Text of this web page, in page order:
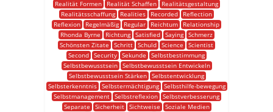
Realität Formen Realität Schaffen
Realitätsgestaltung
Realitätsschaffung
Realities Recorded
Reflection
Reflexion
Regelmäßig Regular Reichtum
Relationship
Rhonda Byrne
Richtung Satisfied Saying Schmerz
Schönsten Zitate
Schritt Schuld Science
Scientist
Second Security Sekunde
Selbstbestimmung
Selbstbewusstsein
Selbstbewusstsein Entwickeln
Selbstbewusstsein Stärken Selbstentwicklung
Selbsterkenntnis
Selbstermächtigung
Selbsthilfe-bewegung
Selbstmanagement Selbstreflexion Selbstverbesserung
Separate
Sicherheit Sichtweise
Soziale Medien